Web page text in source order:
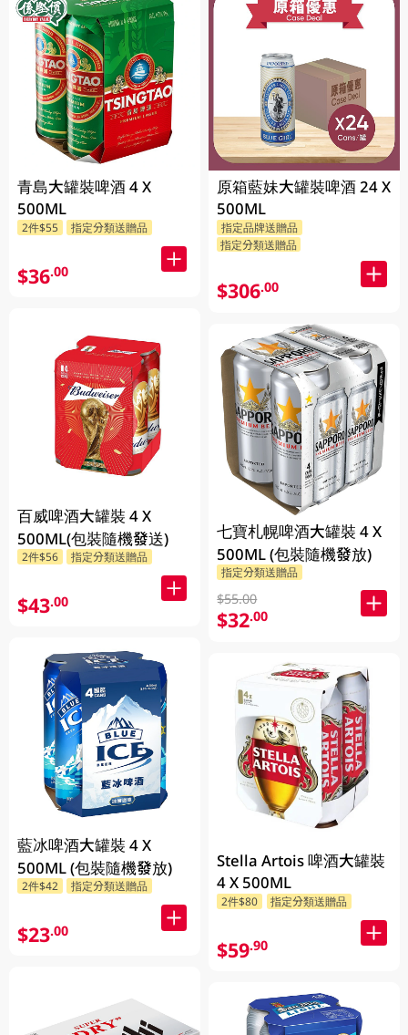
青島大罐裝啤酒 4 X
500ML
2件$55 指定分類送贈品
$36.00
百威啤酒大罐裝 4 X
500ML(包裝隨機發送)
2件$56 指定分類送贈品
$43.00
藍冰啤酒大罐裝 4 X
500ML (包裝隨機發放)
2件$42 指定分類送贈品
$23.00
原箱藍妹大罐裝啤酒 24 X
500ML
指定品牌送贈品
指定分類送贈品
$306.00
七寶札幌啤酒大罐裝 4 X
500ML (包裝隨機發放)
指定分類送贈品
$55.00
$32.00
Stella Artois 啤酒大罐裝
4 X 500ML
2件$80 指定分類送贈品
$59.90